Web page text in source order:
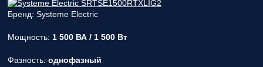
Бренд: Systeme Electric
Мощность: 1 500 ВА / 1 500 Вт
Фазность: однофазный